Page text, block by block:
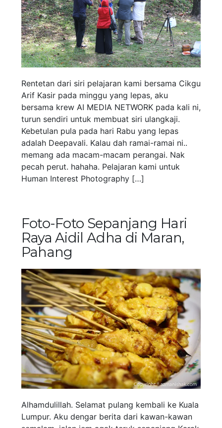
Rentetan dari siri pelajaran kami bersama Cikgu
Arif Kasir pada minggu yang lepas, aku
bersama krew AI MEDIA NETWORK pada kali ni,
turun sendiri untuk membuat siri ulangkaji.
Kebetulan pula pada hari Rabu yang lepas
adalah Deepavali. Kalau dah ramai-ramai ni..
memang ada macam-macam perangai. Nak
pecah perut. hahaha. Pelajaran kami untuk
Human Interest Photography […]
Foto-Foto Sepanjang Hari
Raya Aidil Adha di Maran,
Pahang
Alhamdulillah. Selamat pulang kembali ke Kuala
Lumpur. Aku dengar berita dari kawan-kawan